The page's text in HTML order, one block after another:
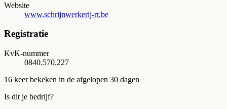
Website
www.schrijnwerkerij-rr.be
Registratie
KvK-nummer
0840.570.227
16 keer bekeken in de afgelopen 30 dagen
Is dit je bedrijf?